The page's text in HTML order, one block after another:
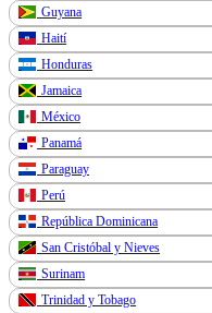
Guyana
Haití
Honduras
Jamaica
México
Panamá
Paraguay
Perú
República Dominicana
San Cristóbal y Nieves
Surinam
Trinidad y Tobago